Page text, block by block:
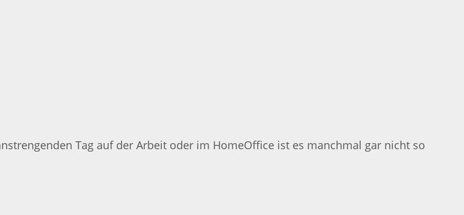
Tag auf der Arbeit oder im HomeOffice ist es manchmal gar nicht so